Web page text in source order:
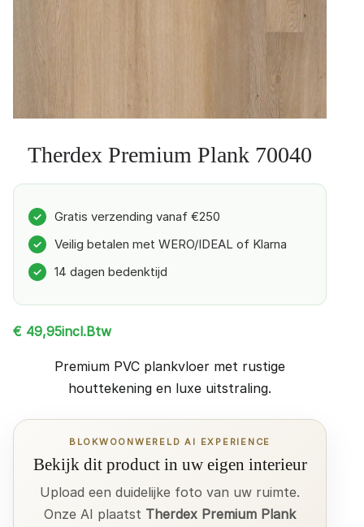
Therdex Premium Plank 70040
✓ Gratis verzending vanaf €250
✓ Veilig betalen met WERO/IDEAL of Klarna
✓ 14 dagen bedenktijd
€ 49,95incl.Btw
Premium PVC plankvloer met rustige
houttekening en luxe uitstraling.
BLOKWOONWERELD AI EXPERIENCE
Bekijk dit product in uw eigen interieur
Upload een duidelijke foto van uw ruimte.
Onze AI plaatst Therdex Premium Plank